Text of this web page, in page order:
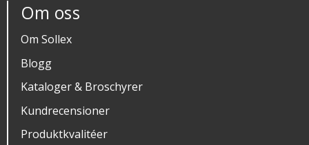
Om oss
Om Sollex
Blogg
Kataloger & Broschyrer
Kundrecensioner
Produktkvalitéer